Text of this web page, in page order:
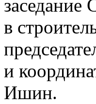
заседание
в
и
Ишин.